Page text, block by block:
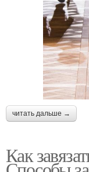
читать дальше →
Как